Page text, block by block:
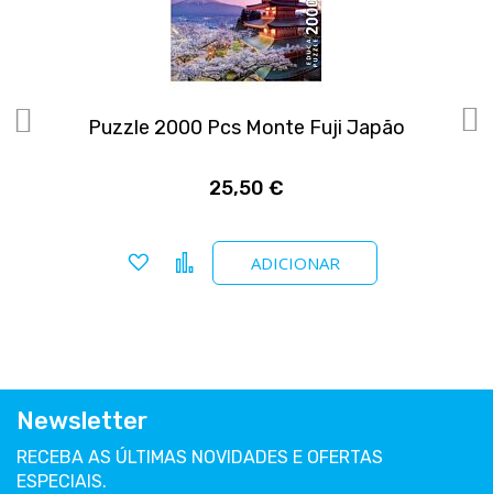
Puzzle 2000 Pcs Monte Fuji Japão
25,50 €
ADICIONAR
Adicionar a favoritos
Comparar
Newsletter
RECEBA AS ÚLTIMAS NOVIDADES E OFERTAS
ESPECIAIS.